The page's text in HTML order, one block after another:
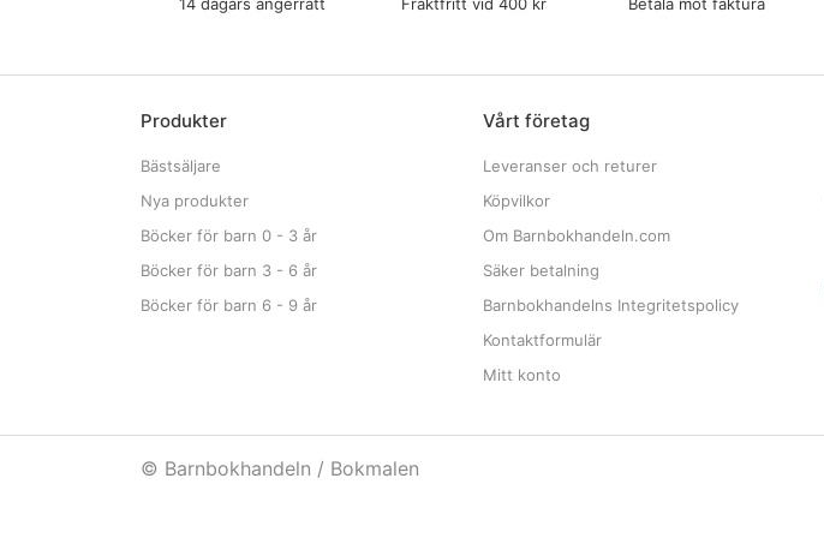
Produkter
Bästsäljare
Nya produkter
Böcker för barn 0 - 3 år
Böcker för barn 3 - 6 år
Böcker för barn 6 - 9 år
Vårt företag
Leveranser och returer
Köpvilkor
Om Barnbokhandeln.com
Säker betalning
Barnbokhandelns Integritetspolicy
Kontaktformulär
Mitt konto
© Barnbokhandeln / Bokmalen